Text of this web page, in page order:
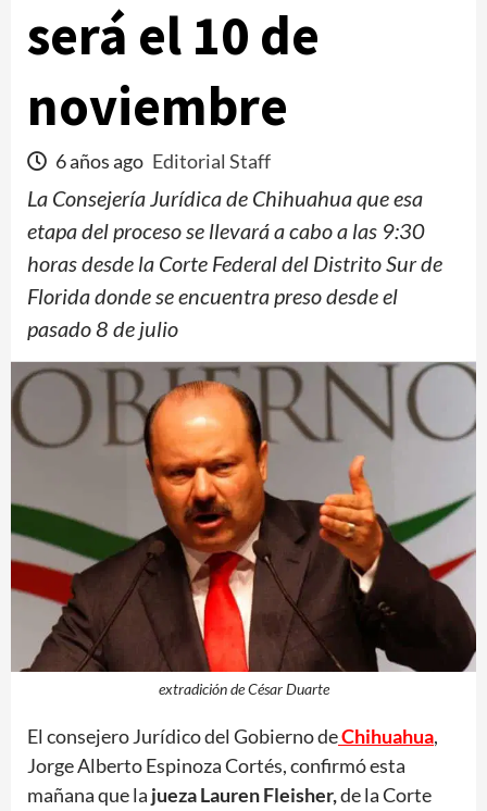
será el 10 de
noviembre
6 años ago Editorial Staff
La Consejería Jurídica de Chihuahua que esa
etapa del proceso se llevará a cabo a las 9:30
horas desde la Corte Federal del Distrito Sur de
Florida donde se encuentra preso desde el
pasado 8 de julio
extradición de César Duarte
El consejero Jurídico del Gobierno deChihuahua,
Jorge Alberto Espinoza Cortés, confirmó esta
mañana que la jueza Lauren Fleisher,de la Corte